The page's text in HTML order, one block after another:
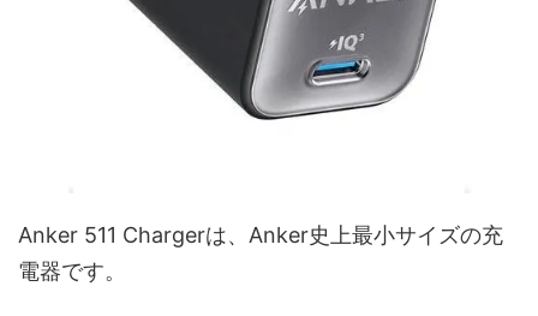
Anker 511 Chargerは、Anker史上最小サイズの充
電器です。